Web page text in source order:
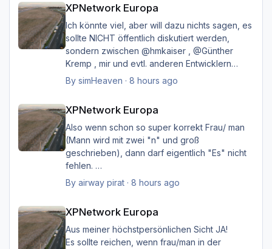
Ernst
XPNetwork Europa
Ich könnte viel, aber will dazu nichts sagen, es
sollte NICHT öffentlich diskutiert werden,
sondern zwischen @hmkaiser , @Günther
Kremp , mir und evtl. anderen Entwicklern
intern geklärt werden, und ich hoffe immer
noch auf eine einvernehmliche Lösung im
By simHeaven · 8 hours ago
XPNetwork Europa
Also wenn schon so super korrekt Frau/ man
(Mann wird mit zwei "n" und groß
geschrieben), dann darf eigentlich "Es" nicht
fehlen.
Ich möchte nicht Oberlehrerhaft rüberkommen,
aber das musste ich unbedingt loswerden!!
Gruß Hermann
By airway pirat· 8 hours ago
XPNetwork Europa
Aus meiner höchstpersönlichen Sicht JA!
Es sollte reichen, wenn frau/man in der